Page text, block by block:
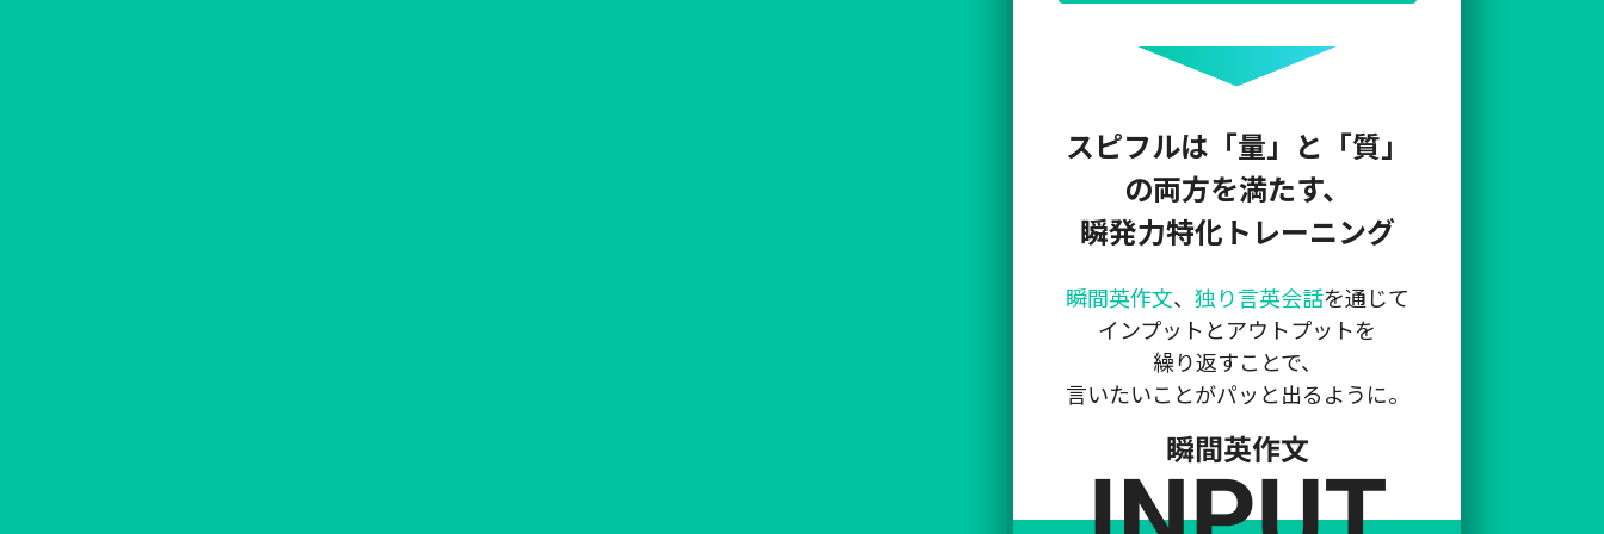
スピフルは「量」と「質」
の両方を満たす、
瞬発力特化トレーニング
瞬間英作文、 独り言英会話を通じて
インプットとアウトプットを
繰り返すことで、
言いたいことがパッと出るように。